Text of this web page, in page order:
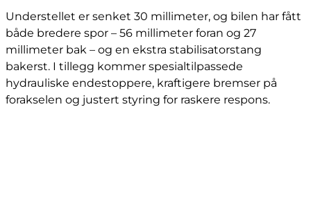
Understellet er senket 30 millimeter, og bilen har fått
både bredere spor – 56 millimeter foran og 27
millimeter bak – og en ekstra stabilisatorstang
bakerst. I tillegg kommer spesialtilpassede
hydrauliske endestoppere, kraftigere bremser på
forakselen og justert styring for raskere respons.